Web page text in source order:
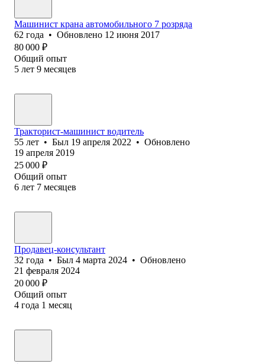
Машинист крана автомобильного 7 розряда
62 года • Обновлено 12 июня 2017
80 000 ₽
Общий опыт
5 лет 9 месяцев
Тракторист-машинист водитель
55 лет • Был 19 апреля 2022 • Обновлено
19 апреля 2019
25 000 ₽
Общий опыт
6 лет 7 месяцев
Продавец-консультант
32 года • Был 4 марта 2024 • Обновлено
21 февраля 2024
20 000 ₽
Общий опыт
4 года 1 месяц